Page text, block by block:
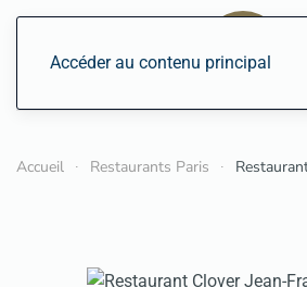
Accéder au contenu principal
Accueil Restaurants Paris